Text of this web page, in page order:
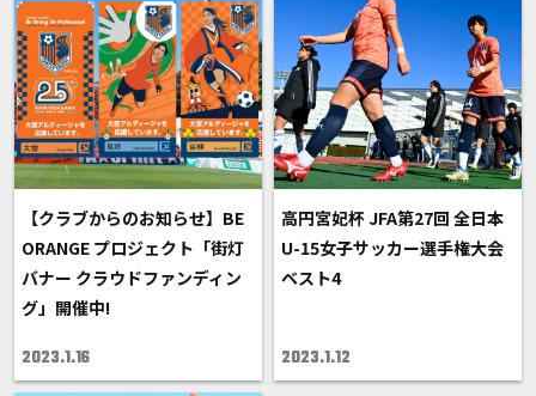
【クラブからのお知らせ】BE
ORANGE プロジェクト「街灯
バナー クラウドファンディン
グ」開催中!
2023.1.16
高円宮妃杯 JFA第27回 全日本
U-15女子サッカー選手権大会
ベスト4
2023.1.12